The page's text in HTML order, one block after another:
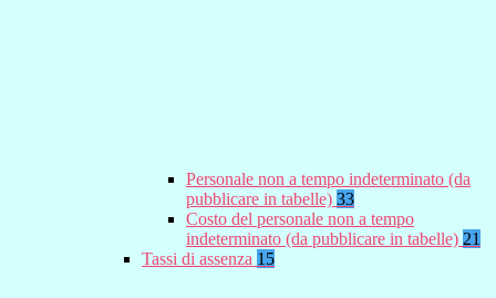
Personale non a tempo indeterminato (da
pubblicare in tabelle) 33
Costo del personale non a tempo
indeterminato (da pubblicare in tabelle) 21
Tassi di assenza 15